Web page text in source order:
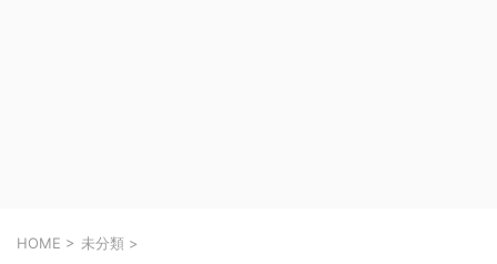
HOME > 未分類 >